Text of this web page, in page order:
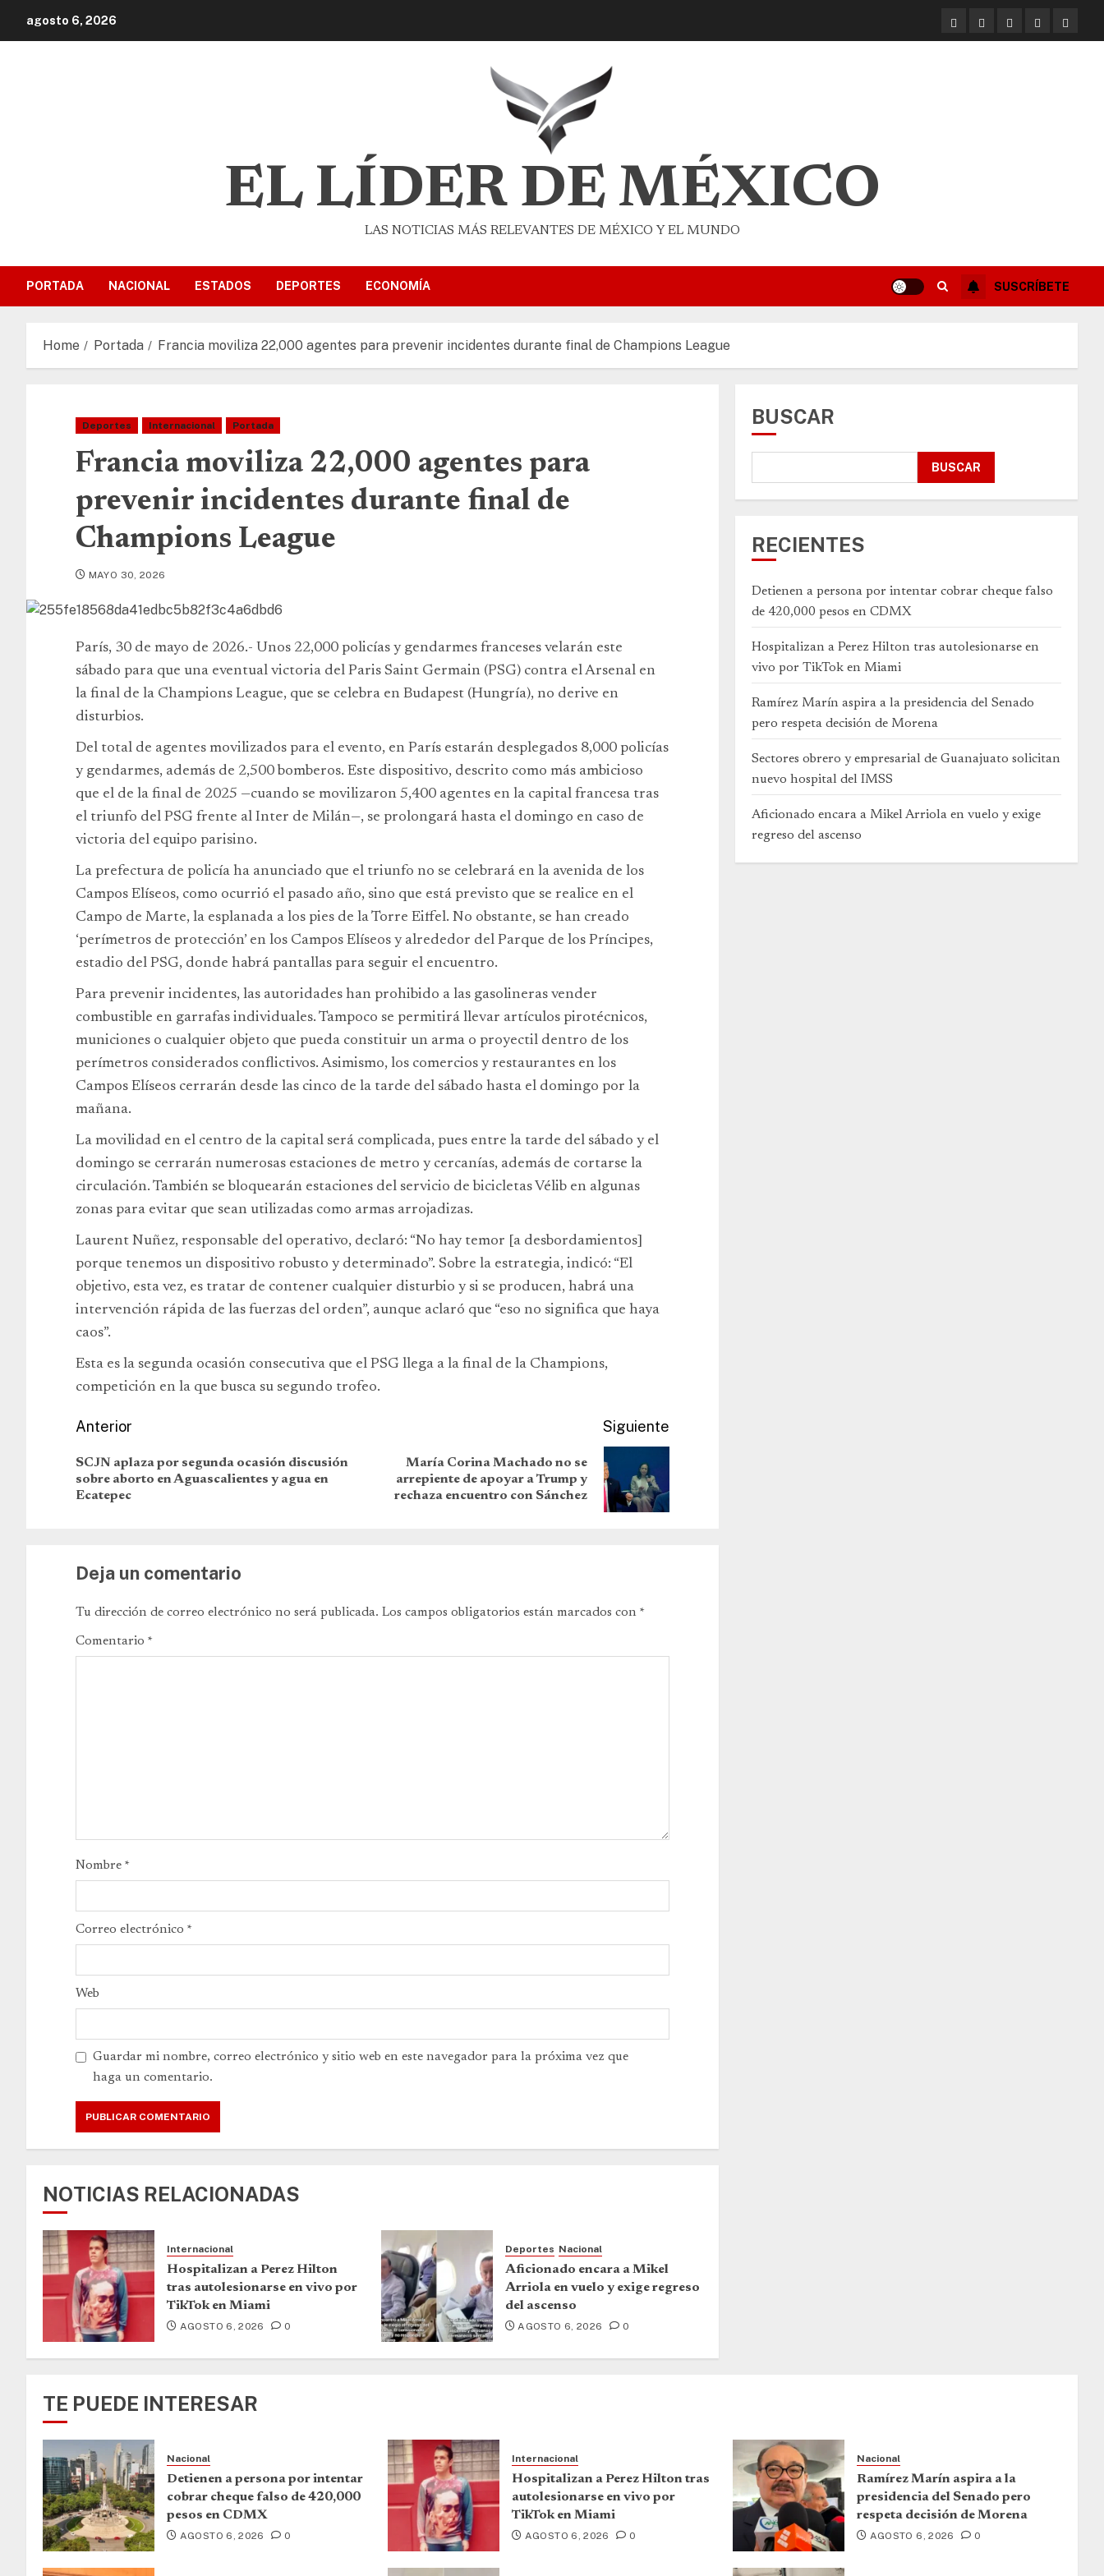
agosto 6, 2026
EL LÍDER DE MÉXICO
LAS NOTICIAS MÁS RELEVANTES DE MÉXICO Y EL MUNDO
PORTADA NACIONAL ESTADOS DEPORTES ECONOMÍA SUSCRÍBETE
Home Portada Francia moviliza 22,000 agentes para prevenir incidentes durante final de Champions League
Deportes Internacional Portada
Francia moviliza 22,000 agentes para
prevenir incidentes durante final de
Champions League
MAYO 30, 2026
París, 30 de mayo de 2026.- Unos 22,000 policías y gendarmes franceses velarán este
sábado para que una eventual victoria del Paris Saint Germain (PSG) contra el Arsenal en
la final de la Champions League, que se celebra en Budapest (Hungría), no derive en
disturbios.
Del total de agentes movilizados para el evento, en París estarán desplegados 8,000 policías
y gendarmes, además de 2,500 bomberos. Este dispositivo, descrito como más ambicioso
que el de la final de 2025 —cuando se movilizaron 5,400 agentes en la capital francesa tras
el triunfo del PSG frente al Inter de Milán—, se prolongará hasta el domingo en caso de
victoria del equipo parisino.
La prefectura de policía ha anunciado que el triunfo no se celebrará en la avenida de los
Campos Elíseos, como ocurrió el pasado año, sino que está previsto que se realice en el
Campo de Marte, la esplanada a los pies de la Torre Eiffel. No obstante, se han creado
‘perímetros de protección’ en los Campos Elíseos y alrededor del Parque de los Príncipes,
estadio del PSG, donde habrá pantallas para seguir el encuentro.
Para prevenir incidentes, las autoridades han prohibido a las gasolineras vender
combustible en garrafas individuales. Tampoco se permitirá llevar artículos pirotécnicos,
municiones o cualquier objeto que pueda constituir un arma o proyectil dentro de los
perímetros considerados conflictivos. Asimismo, los comercios y restaurantes en los
Campos Elíseos cerrarán desde las cinco de la tarde del sábado hasta el domingo por la
mañana.
La movilidad en el centro de la capital será complicada, pues entre la tarde del sábado y el
domingo se cerrarán numerosas estaciones de metro y cercanías, además de cortarse la
circulación. También se bloquearán estaciones del servicio de bicicletas Vélib en algunas
zonas para evitar que sean utilizadas como armas arrojadizas.
Laurent Nuñez, responsable del operativo, declaró: “No hay temor [a desbordamientos]
porque tenemos un dispositivo robusto y determinado”. Sobre la estrategia, indicó: “El
objetivo, esta vez, es tratar de contener cualquier disturbio y si se producen, habrá una
intervención rápida de las fuerzas del orden”, aunque aclaró que “eso no significa que haya
caos”.
Esta es la segunda ocasión consecutiva que el PSG llega a la final de la Champions,
competición en la que busca su segundo trofeo.
Anterior
SCJN aplaza por segunda ocasión discusión
sobre aborto en Aguascalientes y agua en
Ecatepec
Siguiente
María Corina Machado no se
arrepiente de apoyar a Trump y
rechaza encuentro con Sánchez
Deja un comentario
Tu dirección de correo electrónico no será publicada. Los campos obligatorios están marcados con *
Comentario *
Nombre *
Correo electrónico *
Web
Guardar mi nombre, correo electrónico y sitio web en este navegador para la próxima vez que
haga un comentario.
NOTICIAS RELACIONADAS
Internacional
Hospitalizan a Perez Hilton
tras autolesionarse en vivo por
TikTok en Miami
AGOSTO 6, 2026 0
Deportes Nacional
Aficionado encara a Mikel
Arriola en vuelo y exige regreso
del ascenso
AGOSTO 6, 2026 0
BUSCAR
BUSCAR
RECIENTES
Detienen a persona por intentar cobrar cheque falso
de 420,000 pesos en CDMX
Hospitalizan a Perez Hilton tras autolesionarse en
vivo por TikTok en Miami
Ramírez Marín aspira a la presidencia del Senado
pero respeta decisión de Morena
Sectores obrero y empresarial de Guanajuato solicitan
nuevo hospital del IMSS
Aficionado encara a Mikel Arriola en vuelo y exige
regreso del ascenso
TE PUEDE INTERESAR
Nacional
Detienen a persona por intentar
cobrar cheque falso de 420,000
pesos en CDMX
AGOSTO 6, 2026 0
Internacional
Hospitalizan a Perez Hilton tras
autolesionarse en vivo por
TikTok en Miami
AGOSTO 6, 2026 0
Nacional
Ramírez Marín aspira a la
presidencia del Senado pero
respeta decisión de Morena
AGOSTO 6, 2026 0